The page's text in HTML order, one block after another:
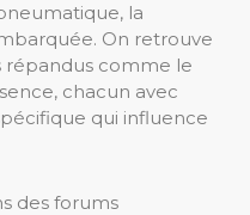
la
On retrouve
répandus comme le
chacun avec
qui influence
des forums